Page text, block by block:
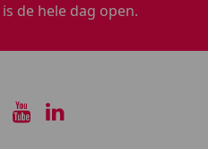
is de hele dag open.